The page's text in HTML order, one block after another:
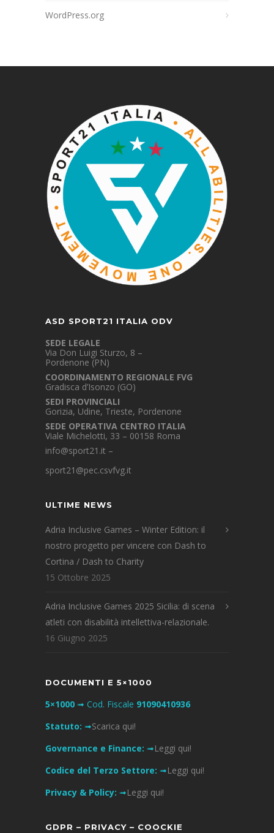
WordPress.org
ASD SPORT21 ITALIA ODV
SEDE LEGALE
Via Don Luigi Sturzo, 8 –
Pordenone (PN)
COORDINAMENTO REGIONALE FVG
Gradisca d’Isonzo (GO)
SEDI PROVINCIALI
Gorizia, Udine, Trieste, Pordenone
SEDE OPERATIVA CENTRO ITALIA
Viale Michelotti, 33 – 00158 Roma
info@sport21.it –
sport21@pec.csvfvg.it
ULTIME NEWS
Adria Inclusive Games – Winter Edition: il
nostro progetto per vincere con Dash to
Cortina / Dash to Charity
15 Ottobre 2025
Adria Inclusive Games 2025 Sicilia: di scena
atleti con disabilità intellettiva-relazionale.
16 Giugno 2025
DOCUMENTI E 5×1000
5×1000 ➟ Cod. Fiscale 91090410936
Statuto: ➟Scarica qui!
Governance e Finance: ➟Leggi qui!
Codice del Terzo Settore: ➟Leggi qui!
Privacy & Policy: ➟Leggi qui!
GDPR – PRIVACY – COOCKIE